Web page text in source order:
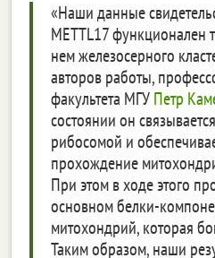
«Наши данные
METTL17 функционален
нем железосерного
авторов работы,
факультета МГУПетр
состоянии он
рибосомой и
прохождение
При этом в ходе этого
основном белки-
митохондрий, которая
Таким образом, наши